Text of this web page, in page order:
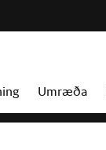
Umræða